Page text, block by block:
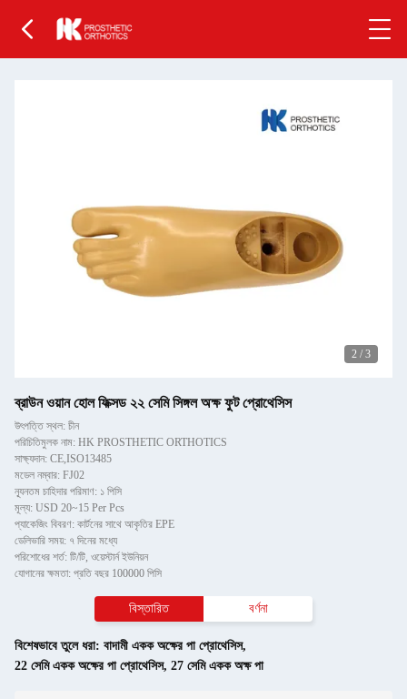
2 / 3
ব্রাউন ওয়ান হোল ফিক্সড ২২ সেমি সিঙ্গল অক্ষ ফুট প্রোথেসিস
উৎপত্তি স্থল: চীন
পরিচিতিমুলক নাম: HK PROSTHETIC ORTHOTICS
সাক্ষ্যদান: CE,ISO13485
মডেল নম্বার: FJ02
ন্যূনতম চাহিদার পরিমাণ: ১ পিসি
মূল্য: USD 20~15 Per Pcs
প্যাকেজিং বিবরণ: কার্টনের সাথে আকৃতির EPE
ডেলিভারি সময়: ৭ দিনের মধ্যে
পরিশোধের শর্ত: টি/টি, ওয়েস্টার্ন ইউনিয়ন
যোগানের ক্ষমতা: প্রতি বছর 100000 পিসি
বিস্তারিত বর্ণনা
বিশেষভাবে তুলে ধরা: বাদামী একক অক্ষের পা প্রোথেসিস,
22 সেমি একক অক্ষের পা প্রোথেসিস, 27 সেমি একক অক্ষ পা